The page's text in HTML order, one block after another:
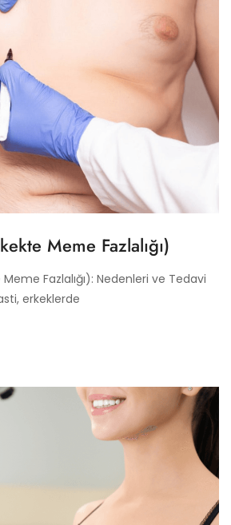
Meme Fazlalığı)
Fazlalığı): Nedenleri ve Tedavi
erkeklerde